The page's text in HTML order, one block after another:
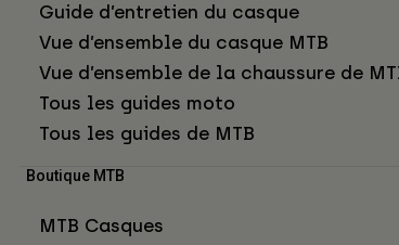
Guide d’entretien du casque
Vue d’ensemble du casque MTB
Vue d’ensemble de la chaussure de
Tous les guides moto
Tous les guides de MTB
Boutique MTB
MTB Casques